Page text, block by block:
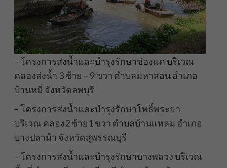
– โครงการส่งน้ำและบำรุงรักษาช่องแค บริเวณ
คลองส่งน้ำ 3 ซ้าย – 9 ขวา ตำบลมหาสอน อำเภอ
บ้านหมี่ จังหวัดลพบุรี
– โครงการส่งน้ำและบำรุงรักษาโพธิ์พระยา
บริเวณ คลอง2 ซ้าย1 ขวา ตำบลบ้านแหลม อำเภอ
บางปลาม้า จังหวัดสุพรรณบุรี
– โครงการส่งน้ำและบำรุงรักษาบางพลวง บริเวณ